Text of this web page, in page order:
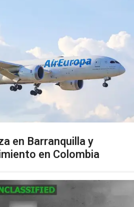
en Barranquilla y
en Colombia